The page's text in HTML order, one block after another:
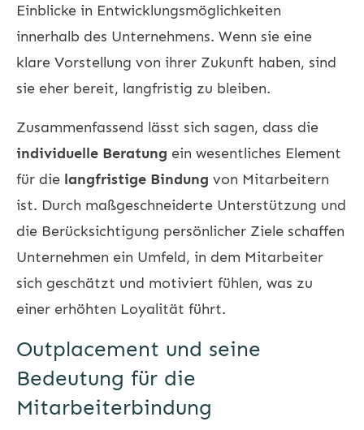
Einblicke in Entwicklungsmöglichkeiten
innerhalb des Unternehmens. Wenn sie eine
klare Vorstellung von ihrer Zukunft haben, sind
sie eher bereit, langfristig zu bleiben.
Zusammenfassend lässt sich sagen, dass die
individuelle Beratung ein wesentliches Element
für die langfristige Bindung von Mitarbeitern
ist. Durch maßgeschneiderte Unterstützung und
die Berücksichtigung persönlicher Ziele schaffen
Unternehmen ein Umfeld, in dem Mitarbeiter
sich geschätzt und motiviert fühlen, was zu
einer erhöhten Loyalität führt.
Outplacement und seine
Bedeutung für die
Mitarbeiterbindung